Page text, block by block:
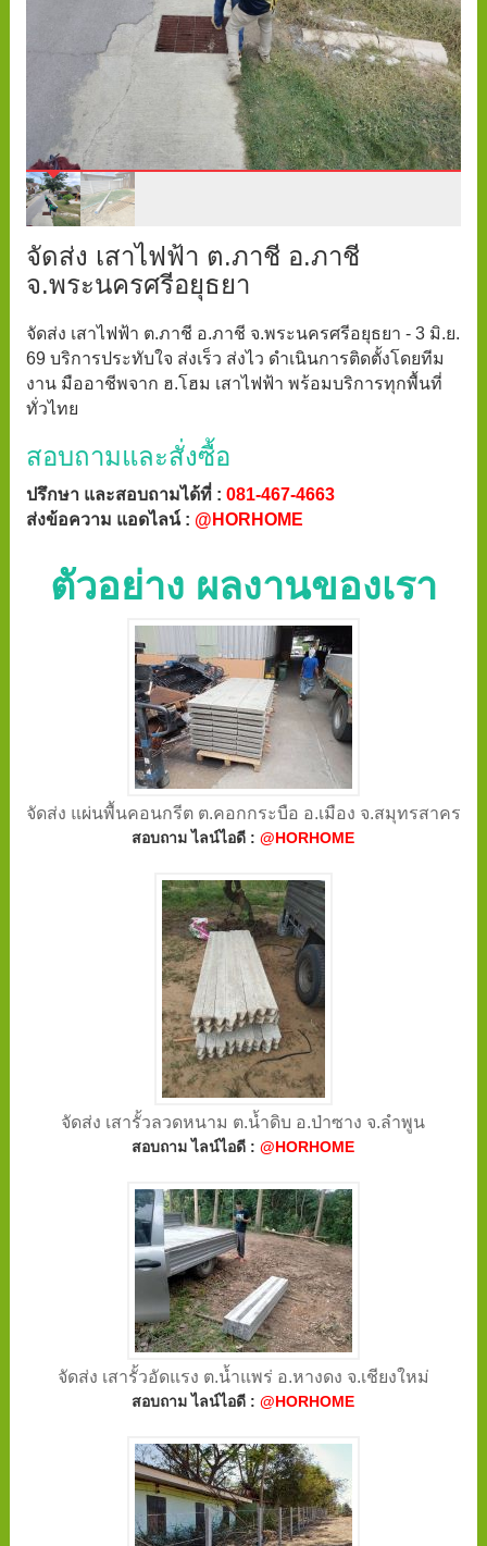
จัดส่ง เสาไฟฟ้า ต.ภาชี อ.ภาชี
จ.พระนครศรีอยุธยา
จัดส่ง เสาไฟฟ้า ต.ภาชี อ.ภาชี จ.พระนครศรีอยุธยา - 3 มิ.ย.
69 บริการประทับใจ ส่งเร็ว ส่งไว ดำเนินการติดตั้งโดยทีม
งาน มืออาชีพจาก ฮ.โฮม เสาไฟฟ้า พร้อมบริการทุกพื้นที่
ทั่วไทย
สอบถามและสั่งซื้อ
ปรึกษา และสอบถามได้ที่ : 081-467-4663
ส่งข้อความ แอดไลน์ : @HORHOME
ตัวอย่าง ผลงานของเรา
จัดส่ง แผ่นพื้นคอนกรีต ต.คอกกระบือ อ.เมือง จ.สมุทรสาคร
สอบถาม ไลน์ไอดี :@HORHOME
จัดส่ง เสารั้วลวดหนาม ต.น้ำดิบ อ.ป่าซาง จ.ลำพูน
สอบถาม ไลน์ไอดี :@HORHOME
จัดส่ง เสารั้วอัดแรง ต.น้ำแพร่ อ.หางดง จ.เชียงใหม่
สอบถาม ไลน์ไอดี :@HORHOME